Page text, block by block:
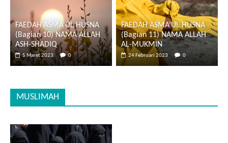
FAEDAH ASMA’UL HUSNA
(Bagian 10) NAMA ALLAH
ASH-SHADIQ
5 Maret 2023 0
FAEDAH ASMA’UL HUSNA
(Bagian 11) NAMA ALLAH
AL-MUKMIN
24 Februari 2023 0
MUSLIMAH